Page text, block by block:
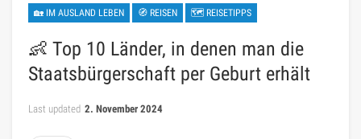
🏡 IM AUSLAND LEBEN 🧭 REISEN 🗺 REISETIPPS
👶 Top 10 Länder, in denen man die
Staatsbürgerschaft per Geburt erhält
Last updated 2. November 2024